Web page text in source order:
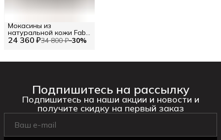
24 360 ₽34 800 ₽−30%
Мокасины из
натуральной кожи Fabi
RU 42.5 / EU 43 / 43
Подпишитесь на рассылку
Подпишитесь на наши акции и новости и
получите скидку на первый заказ